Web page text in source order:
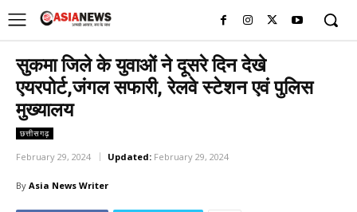
सुकमा जिले के युवाओं ने दूसरे दिन देखे
एयरपोर्ट,जंगल सफारी, रेलवे स्टेशन एवं पुलिस
मुख्यालय
छत्तीसगढ़
February 29, 2024 Updated: February 29, 2024
By Asia News Writer